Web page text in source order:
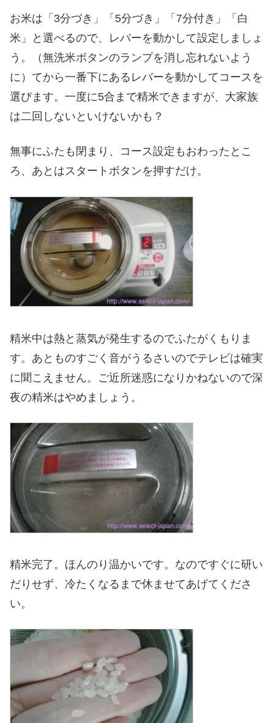
お米は「3分づき」「5分づき」「7分付き」「白
米」と選べるので、レバーを動かして設定しましょ
う。（無洗米ボタンのランプを消し忘れないよう
に）てから一番下にあるレバーを動かしてコースを
選びます。一度に5合まで精米できますが、大家族
は二回しないといけないかも？
無事にふたも閉まり、コース設定もおわったとこ
ろ、あとはスタートボタンを押すだけ。
精米中は熱と蒸気が発生するのでふたがくもりま
す。あとものすごく音がうるさいのでテレビは確実
に聞こえません。ご近所迷惑になりかねないので深
夜の精米はやめましょう。
精米完了。ほんのり温かいです。なのですぐに研い
だりせず、冷たくなるまで休ませてあげてくださ
い。